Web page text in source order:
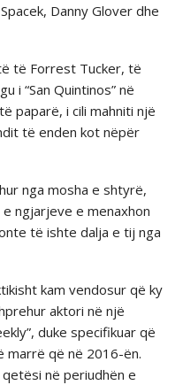
Danny Glover dhe
të Forrest Tucker, të
i “San Quintinos” në
paparë, i cili mahniti një
të enden kot nëpër
nga mosha e shtyrë,
ngjarjeve e menaxhon
të ishte dalja e tij nga
kam vendosur që ky
aktori në një
duke specifikuar që
marrë që në 2016-ën.
në periudhën e